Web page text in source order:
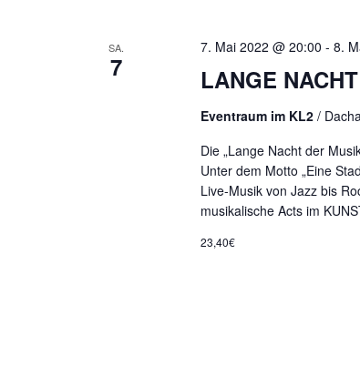
SA.
7 LANGE
7. Mai 2022 @ 20:00 - 8.
Eventraum im KL2 /
Die „Lange Nacht der
Unter dem Motto „Eine
Live-Musik von Jazz bis
musikalische Acts im
23,40€